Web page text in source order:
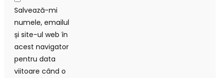
Salvează-mi
numele, emailul
și site-ul web în
acest navigator
pentru data
viitoare când o